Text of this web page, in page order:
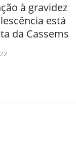
à gravidez
está
da Cassems